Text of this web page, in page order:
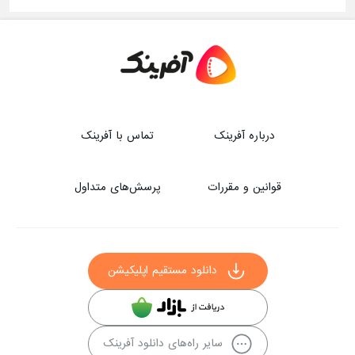
درباره آفرینک تماس با آفرینک
قوانین و مقررات پرسش‌های متداول
دانلود مستقیم اپلیکیشن
سایر راه‌های دانلود آفرینک